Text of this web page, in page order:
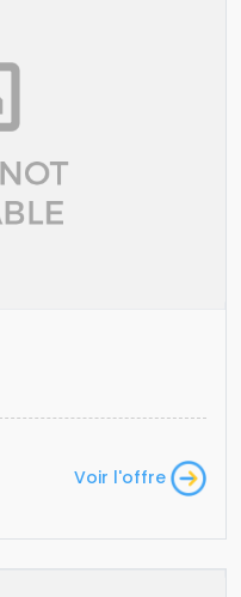
Voir l'offre